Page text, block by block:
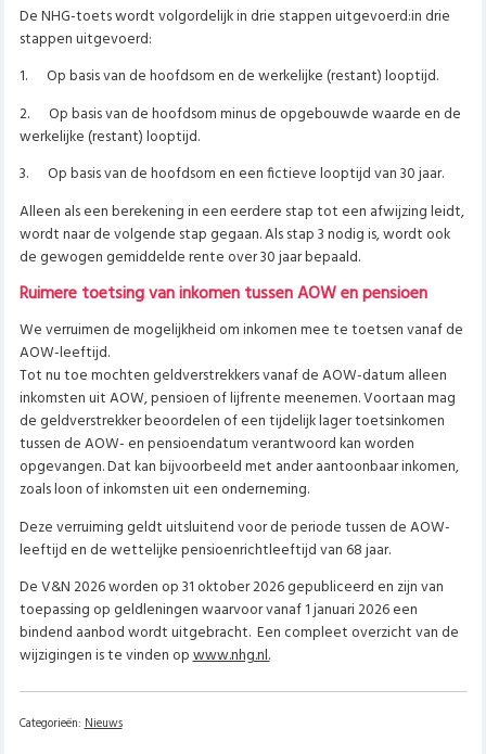
De NHG-toets wordt volgordelijk in drie stappen uitgevoerd:in drie
stappen uitgevoerd:
1.
Op basis van de hoofdsom en de werkelijke (restant) looptijd.
2.
Op basis van de hoofdsom minus de opgebouwde waarde en de
werkelijke (restant) looptijd.
3.
Op basis van de hoofdsom en een fictieve looptijd van 30 jaar.
Alleen als een berekening in een eerdere stap tot een afwijzing leidt,
wordt naar de volgende stap gegaan. Als stap 3 nodig is, wordt ook
de gewogen gemiddelde rente over 30 jaar bepaald.
Ruimere toetsing van inkomen tussen AOW en pensioen
We verruimen de mogelijkheid om inkomen mee te toetsen vanaf de
AOW-leeftijd.
Tot nu toe mochten geldverstrekkers vanaf de AOW-datum alleen
inkomsten uit AOW, pensioen of lijfrente meenemen. Voortaan mag
de geldverstrekker beoordelen of een tijdelijk lager toetsinkomen
tussen de AOW- en pensioendatum verantwoord kan worden
opgevangen. Dat kan bijvoorbeeld met ander aantoonbaar inkomen,
zoals loon of inkomsten uit een onderneming.
Deze verruiming geldt uitsluitend voor de periode tussen de AOW-
leeftijd en de wettelijke pensioenrichtleeftijd van 68 jaar.
De V&N 2026 worden op 31 oktober 2026 gepubliceerd en zijn van
toepassing op geldleningen waarvoor vanaf 1 januari 2026 een
bindend aanbod wordt uitgebracht. Een compleet overzicht van de
wijzigingen is te vinden opwww.nhg.nl.
Categorieën:Nieuws